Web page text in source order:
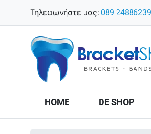
Τηλεφωνήστε μας: 089 24886239
HOME DE SHOP